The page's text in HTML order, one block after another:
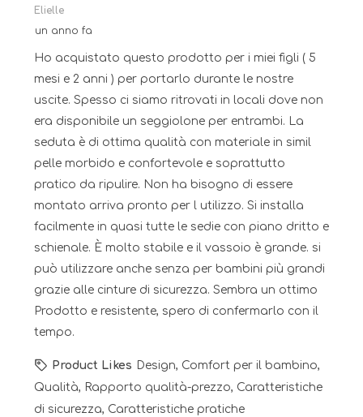
Elielle
un anno fa
Ho acquistato questo prodotto per i miei figli ( 5
mesi e 2 anni ) per portarlo durante le nostre
uscite. Spesso ci siamo ritrovati in locali dove non
era disponibile un seggiolone per entrambi. La
seduta è di ottima qualità con materiale in simil
pelle morbido e confortevole e soprattutto
pratico da ripulire. Non ha bisogno di essere
montato arriva pronto per l utilizzo. Si installa
facilmente in quasi tutte le sedie con piano dritto e
schienale. È molto stabile e il vassoio è grande. si
può utilizzare anche senza per bambini più grandi
grazie alle cinture di sicurezza. Sembra un ottimo
Prodotto e resistente, spero di confermarlo con il
tempo.
Product Likes Design, Comfort per il bambino,
Qualità, Rapporto qualità-prezzo, Caratteristiche
di sicurezza, Caratteristiche pratiche